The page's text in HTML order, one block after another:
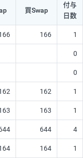
買Swap
付与
日数
166 1
0
0
162 1
163 1
644 4
164 1